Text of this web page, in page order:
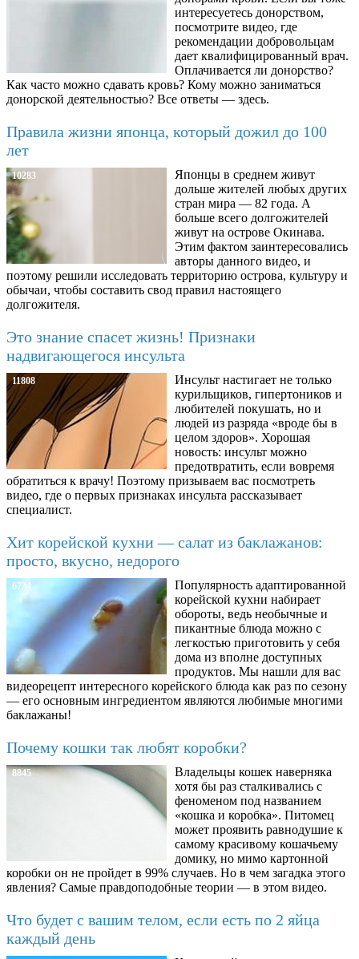
интересуетесь донорством,
посмотрите видео, где
рекомендации добровольцам
дает квалифицированный врач.
Оплачивается ли донорство?
Как часто можно сдавать кровь? Кому можно заниматься
донорской деятельностью? Все ответы — здесь.
Правила жизни японца, который дожил до 100
лет
10283
Японцы в среднем живут
дольше жителей любых других
стран мира — 82 года. А
больше всего долгожителей
живут на острове Окинава.
Этим фактом заинтересовались
авторы данного видео, и
поэтому решили исследовать территорию острова, культуру и
обычаи, чтобы составить свод правил настоящего
долгожителя.
Это знание спасет жизнь! Признаки
надвигающегося инсульта
11808
Инсульт настигает не только
курильщиков, гипертоников и
любителей покушать, но и
людей из разряда «вроде бы в
целом здоров». Хорошая
новость: инсульт можно
предотвратить, если вовремя
обратиться к врачу! Поэтому призываем вас посмотреть
видео, где о первых признаках инсульта рассказывает
специалист.
Хит корейской кухни — салат из баклажанов:
просто, вкусно, недорого
6734
Популярность адаптированной
корейской кухни набирает
обороты, ведь необычные и
пикантные блюда можно с
легкостью приготовить у себя
дома из вполне доступных
продуктов. Мы нашли для вас
видеорецепт интересного корейского блюда как раз по сезону
— его основным ингредиентом являются любимые многими
баклажаны!
Почему кошки так любят коробки?
8845
Владельцы кошек наверняка
хотя бы раз сталкивались с
феноменом под названием
«кошка и коробка». Питомец
может проявить равнодушие к
самому красивому кошачьему
домику, но мимо картонной
коробки он не пройдет в 99% случаев. Но в чем загадка этого
явления? Самые правдоподобные теории — в этом видео.
Что будет с вашим телом, если есть по 2 яйца
каждый день